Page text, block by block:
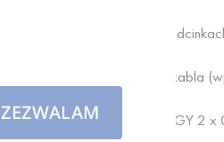
Możliwość zamówienia w
Podana cena jest ceną 1m kabla
Przewód dwużyłowy typu LGY 2 x
ZEZWALAM